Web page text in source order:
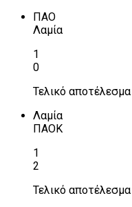
ΠΑΟ
Λαμία
1
0
Τελικό αποτέλεσμα
Λαμία
ΠΑΟΚ
1
2
Τελικό αποτέλεσμα